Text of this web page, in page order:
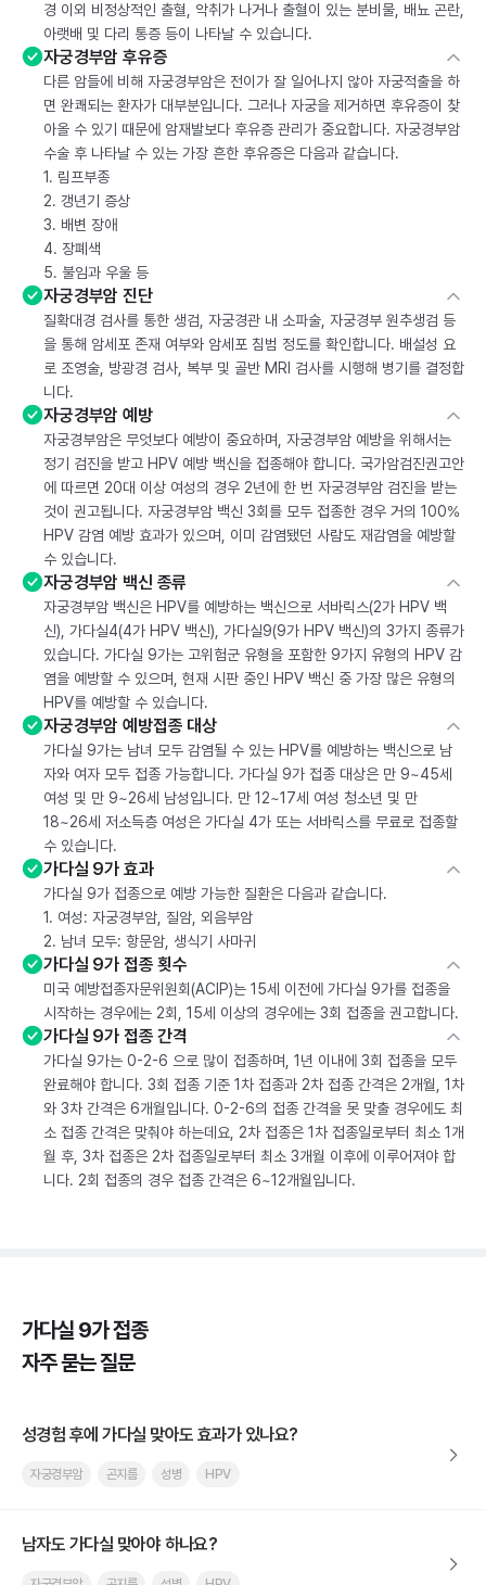
경 이외 비정상적인 출혈, 악취가 나거나 출혈이 있는 분비물, 배뇨 곤란,
아랫배 및 다리 통증 등이 나타날 수 있습니다.
자궁경부암 후유증
다른 암들에 비해 자궁경부암은 전이가 잘 일어나지 않아 자궁적출을 하
면 완쾌되는 환자가 대부분입니다. 그러나 자궁을 제거하면 후유증이 찾
아올 수 있기 때문에 암재발보다 후유증 관리가 중요합니다. 자궁경부암
수술 후 나타날 수 있는 가장 흔한 후유증은 다음과 같습니다.
1. 림프부종
2. 갱년기 증상
3. 배변 장애
4. 장폐색
5. 불임과 우울 등
자궁경부암 진단
질확대경 검사를 통한 생검, 자궁경관 내 소파술, 자궁경부 원추생검 등
을 통해 암세포 존재 여부와 암세포 침범 정도를 확인합니다. 배설성 요
로 조영술, 방광경 검사, 복부 및 골반 MRI 검사를 시행해 병기를 결정합
니다.
자궁경부암 예방
자궁경부암은 무엇보다 예방이 중요하며, 자궁경부암 예방을 위해서는
정기 검진을 받고 HPV 예방 백신을 접종해야 합니다. 국가암검진권고안
에 따르면 20대 이상 여성의 경우 2년에 한 번 자궁경부암 검진을 받는
것이 권고됩니다. 자궁경부암 백신 3회를 모두 접종한 경우 거의 100%
HPV 감염 예방 효과가 있으며, 이미 감염됐던 사람도 재감염을 예방할
수 있습니다.
자궁경부암 백신 종류
자궁경부암 백신은 HPV를 예방하는 백신으로 서바릭스(2가 HPV 백
신), 가다실4(4가 HPV 백신), 가다실9(9가 HPV 백신)의 3가지 종류가
있습니다. 가다실 9가는 고위험군 유형을 포함한 9가지 유형의 HPV 감
염을 예방할 수 있으며, 현재 시판 중인 HPV 백신 중 가장 많은 유형의
HPV를 예방할 수 있습니다.
자궁경부암 예방접종 대상
가다실 9가는 남녀 모두 감염될 수 있는 HPV를 예방하는 백신으로 남
자와 여자 모두 접종 가능합니다. 가다실 9가 접종 대상은 만 9~45세
여성 및 만 9~26세 남성입니다. 만 12~17세 여성 청소년 및 만
18~26세 저소득층 여성은 가다실 4가 또는 서바릭스를 무료로 접종할
수 있습니다.
가다실 9가 효과
가다실 9가 접종으로 예방 가능한 질환은 다음과 같습니다.
1. 여성: 자궁경부암, 질암, 외음부암
2. 남녀 모두: 항문암, 생식기 사마귀
가다실 9가 접종 횟수
미국 예방접종자문위원회(ACIP)는 15세 이전에 가다실 9가를 접종을
시작하는 경우에는 2회, 15세 이상의 경우에는 3회 접종을 권고합니다.
가다실 9가 접종 간격
가다실 9가는 0-2-6 으로 많이 접종하며, 1년 이내에 3회 접종을 모두
완료해야 합니다. 3회 접종 기준 1차 접종과 2차 접종 간격은 2개월, 1차
와 3차 간격은 6개월입니다. 0-2-6의 접종 간격을 못 맞출 경우에도 최
소 접종 간격은 맞춰야 하는데요, 2차 접종은 1차 접종일로부터 최소 1개
월 후, 3차 접종은 2차 접종일로부터 최소 3개월 이후에 이루어져야 합
니다. 2회 접종의 경우 접종 간격은 6~12개월입니다.
가다실 9가 접종
자주 묻는 질문
성경험 후에 가다실 맞아도 효과가 있나요?
자궁경부암 곤지름 성병 HPV
남자도 가다실 맞아야 하나요?